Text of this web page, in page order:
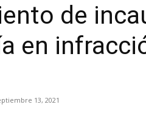
de
en
13, 2021